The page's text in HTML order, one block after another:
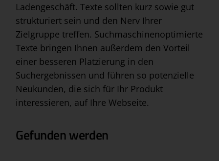
Ladengeschäft. Texte sollten kurz sowie gut
strukturiert sein und den Nerv Ihrer
Zielgruppe treffen. Suchmaschinenoptimierte
Texte bringen Ihnen außerdem den Vorteil
einer besseren Platzierung in den
Suchergebnissen und führen so potenzielle
Neukunden, die sich für Ihr Produkt
interessieren, auf Ihre Webseite.
Gefunden werden